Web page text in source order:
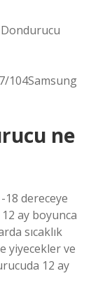
104Samsung
ne
18 dereceye
ay boyunca
sıcaklık
yiyecekler ve
12 ay